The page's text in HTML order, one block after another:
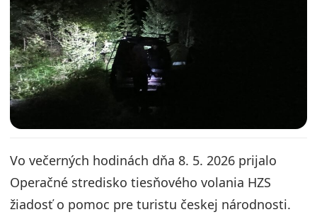
Vo večerných hodinách dňa 8. 5. 2026 prijalo
Operačné stredisko tiesňového volania HZS
žiadosť o pomoc pre turistu českej národnosti.